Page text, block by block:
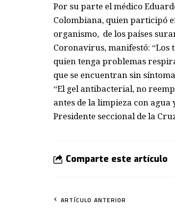
Por su parte el médico
Colombiana, quien participó
organismo, de los países
Coronavirus, manifestó: “Los
quien tenga problemas
que se encuentran sin
“El gel antibacterial, no
antes de la limpieza con
Presidente seccional de la
Comparte este artículo
ARTÍCULO ANTERIOR